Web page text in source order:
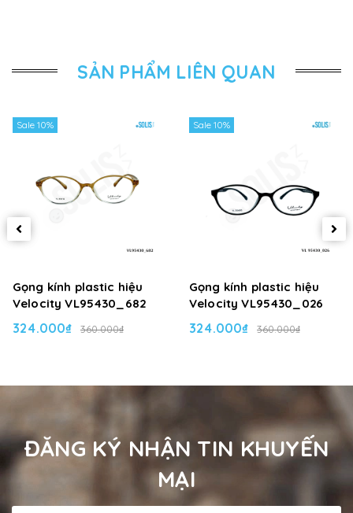
SẢN PHẨM LIÊN QUAN
Sale 10%
Gọng kính plastic hiệu
Velocity VL95430_682
324.000₫ 360.000₫
Sale 10%
Gọng kính plastic hiệu
Velocity VL95430_026
324.000₫ 360.000₫
ĐĂNG KÝ NHẬN TIN KHUYẾN
MẠI